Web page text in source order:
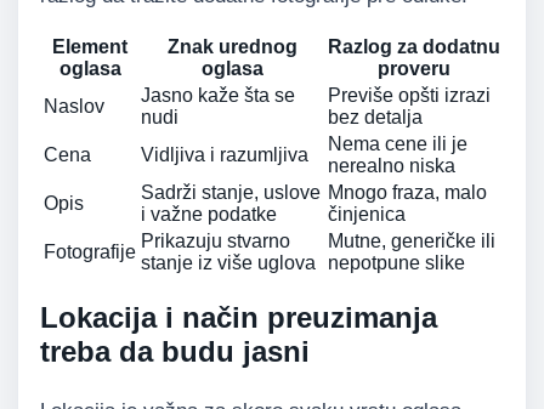
Element
oglasa
Znak urednog
oglasa
Razlog za dodatnu
proveru
Naslov
Jasno kaže šta se
nudi
Previše opšti izrazi
bez detalja
Cena
Vidljiva i razumljiva
Nema cene ili je
nerealno niska
Opis
Sadrži stanje, uslove
i važne podatke
Mnogo fraza, malo
činjenica
Fotografije
Prikazuju stvarno
stanje iz više uglova
Mutne, generičke ili
nepotpune slike
Lokacija i način preuzimanja
treba da budu jasni